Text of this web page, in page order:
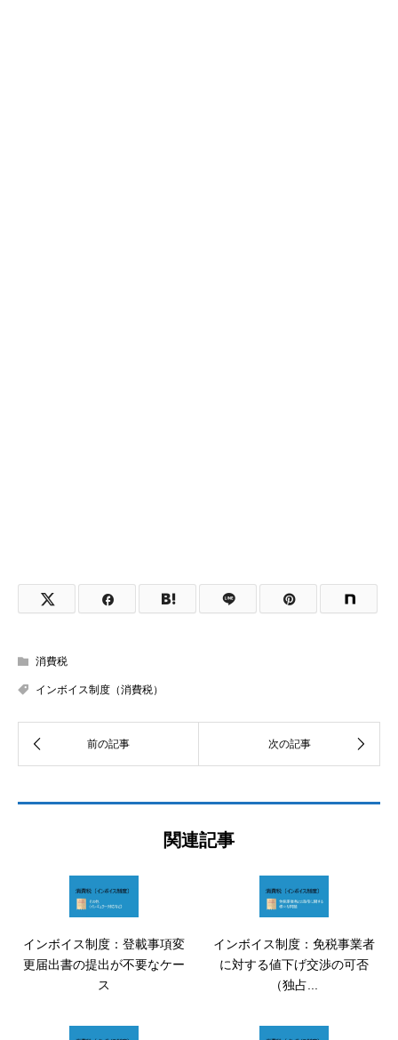
消費税
インボイス制度（消費税）
関連記事
インボイス制度：登載事項変
更届出書の提出が不要なケー
ス
インボイス制度：免税事業者
に対する値下げ交渉の可否
（独占...